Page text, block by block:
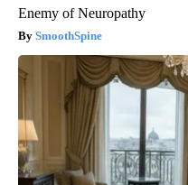
Enemy of Neuropathy
SmoothSpine